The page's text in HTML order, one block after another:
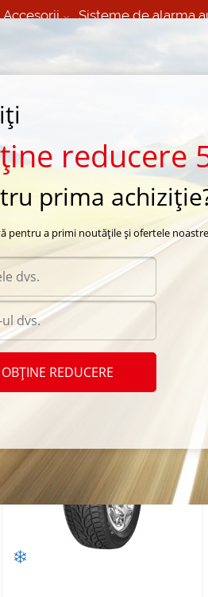
Accesorii Sisteme de alarma
(L-V) 9:00 - 19:00
reducere
prima
pentru a primi noutățile și ofertele
OBȚINE REDUCERE